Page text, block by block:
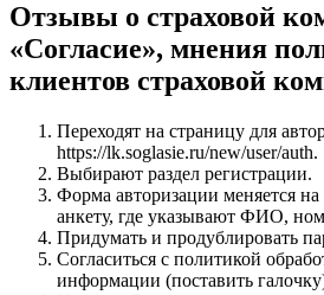
Отзывы о страховой
«Согласие», мнения
клиентов страховой
Переходят на страницу для
https://lk.soglasie.ru/new/user/auth.
Выбирают раздел регистрации.
Форма авторизации меняется
анкету, где указывают ФИО,
Придумать и продублировать
Согласиться с политикой
информации (поставить